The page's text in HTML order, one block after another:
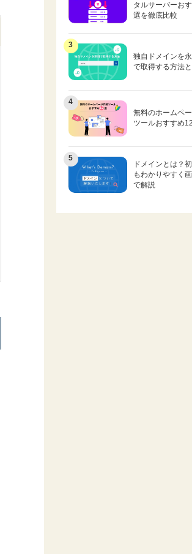
タルサーバーお
選を徹底比較
独自ドメインを
で取得する方法と
無料のホームペ
ツールおすすめ
ドメインとは？
もわかりやすく
で解説